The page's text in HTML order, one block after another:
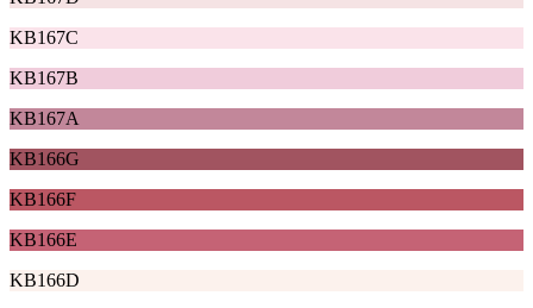
KB167C
KB167B
KB167A
KB166G
KB166F
KB166E
KB166D